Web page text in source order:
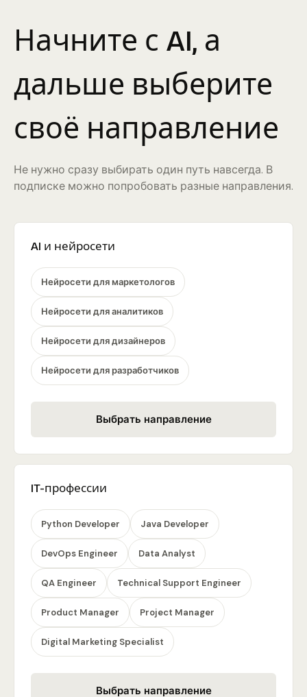
Начните с AI, а
дальше выберите
своё направление
Не нужно сразу выбирать один путь навсегда. В
подписке можно попробовать разные направления.
AI и нейросети
Нейросети для маркетологов
Нейросети для аналитиков
Нейросети для дизайнеров
Нейросети для разработчиков
Выбрать направление
IT-профессии
Python Developer Java Developer
DevOps Engineer Data Analyst
QA Engineer Technical Support Engineer
Product Manager Project Manager
Digital Marketing Specialist
Выбрать направление